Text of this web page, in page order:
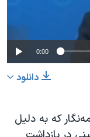
0:00
دانلود
که به دلیل